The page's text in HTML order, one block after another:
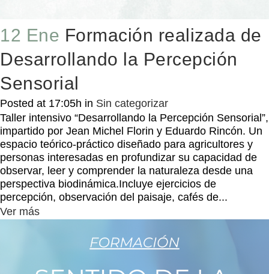
12 Ene Formación realizada de
Desarrollando la Percepción
Sensorial
Posted at 17:05h in Sin categorizar
Taller intensivo “Desarrollando la Percepción Sensorial”,
impartido por Jean Michel Florin y Eduardo Rincón. Un
espacio teórico-práctico diseñado para agricultores y
personas interesadas en profundizar su capacidad de
observar, leer y comprender la naturaleza desde una
perspectiva biodinámica.Incluye ejercicios de
percepción, observación del paisaje, cafés de...
Ver más